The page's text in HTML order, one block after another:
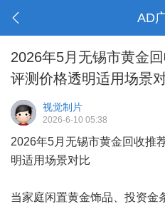
AD
2026年5月无锡市黄金
评测价格透明适用场景
视觉制片
2026-6-10 05:38
2026年5月无锡市黄金回收推
明适用场景对比
当家庭闲置黄金饰品、投资金